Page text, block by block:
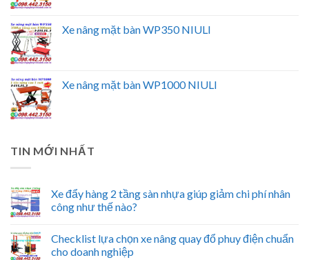
Xe nâng mặt bàn WP350 NIULI
Xe nâng mặt bàn WP1000 NIULI
TIN MỚI NHẤT
Xe đẩy hàng 2 tầng sàn nhựa giúp giảm chi phí nhân
công như thế nào?
Checklist lựa chọn xe nâng quay đổ phuy điện chuẩn
cho doanh nghiệp